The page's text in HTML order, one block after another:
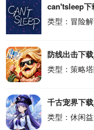
can'tsleep下
类型：冒险
防线出击下
类型：策略
千古宠界下
类型：休闲